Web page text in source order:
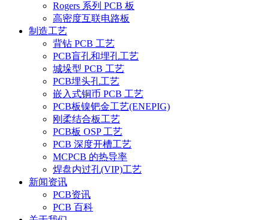
Rogers 系列 PCB 板
高密度互联电路板
制造工艺
背钻 PCB 工艺
PCB盲孔和埋孔工艺
城垛型 PCB 工艺
PCB埋头孔工艺
嵌入式铜币 PCB 工艺
PCB板镍钯金工艺(ENEPIG)
刚柔结合板工艺
PCB板 OSP 工艺
PCB 深度开槽工艺
MCPCB 的热导率
焊盘内过孔(VIP)工艺
新闻资讯
PCB资讯
PCB 百科